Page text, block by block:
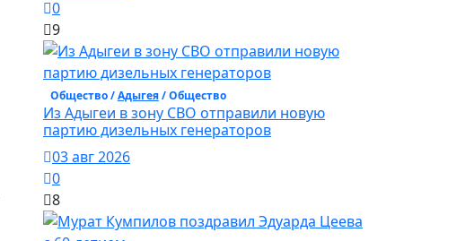
0
9
Общество /Адыгея/ Общество
Из Адыгеи в зону СВО отправили новую
партию дизельных генераторов
03 авг 2026
0
8